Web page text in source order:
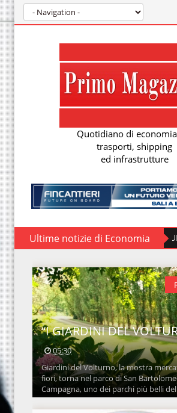
Quotidiano di
trasporti, shipping
ed infrastrutture
Ultime notizie di Economia
Regolamento EUDR: soluzioni per
“I GIARDINI DEL
05:30
Giardini del Volturno, la mostra
fiori, torna nel parco di San
Campagna, uno dei parchi più belli